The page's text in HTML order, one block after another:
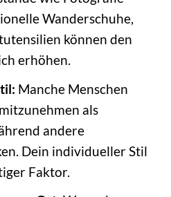
Wanderschuhe,
können den
erhöhen.
Manche Menschen
als
andere
Dein individueller Stil
Faktor.